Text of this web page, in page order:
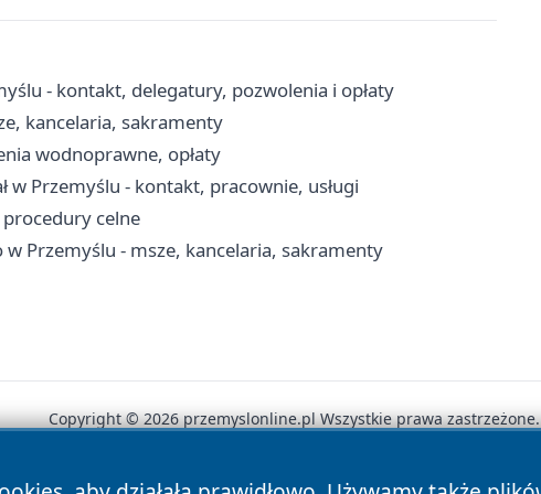
- kontakt, delegatury, pozwolenia i opłaty
kancelaria, sakramenty
wodnoprawne, opłaty
w Przemyślu - kontakt, pracownie, usługi
celne
Przemyślu - msze, kancelaria, sakramenty
Copyright © 2026 przemyslonline.pl Wszystkie prawa zastrzeżone.